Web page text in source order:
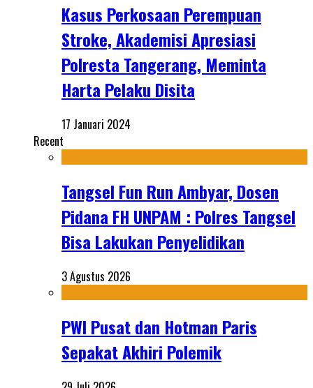
Kasus Perkosaan Perempuan
Stroke, Akademisi Apresiasi
Polresta Tangerang, Meminta
Harta Pelaku Disita
17 Januari 2024
Recent
Tangsel Fun Run Ambyar, Dosen
Pidana FH UNPAM : Polres Tangsel
Bisa Lakukan Penyelidikan
3 Agustus 2026
PWI Pusat dan Hotman Paris
Sepakat Akhiri Polemik